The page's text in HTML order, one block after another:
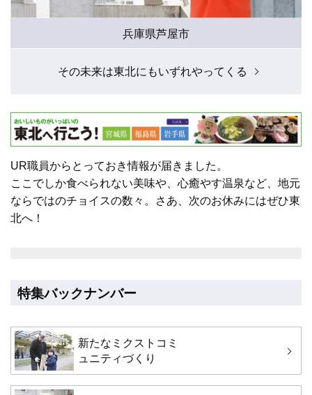
兵庫県芦屋市
その未来は東北にもいずれやってくる
UR職員からとっておき情報が届きました。
ここでしか食べられない美味や、心癒やす温泉など、地元
ならではのチョイスの数々。さあ、次のお休みにはぜひ東
北へ！
特集バックナンバー
新たなミクストコミ
ュニティづくり